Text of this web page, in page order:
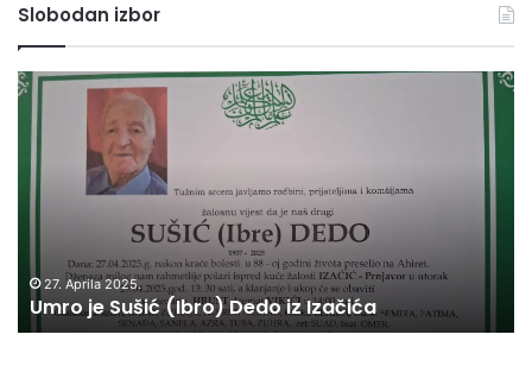
Slobodan izbor
Umro
Dedo
27. Aprila 2025.
Umro je Sušić (Ibro) Dedo iz Izačića